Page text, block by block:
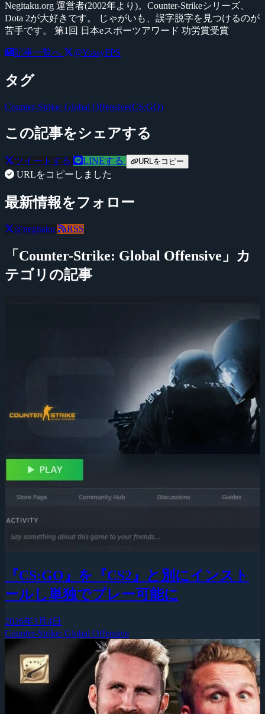
Negitaku.org 運営者(2002年より)。Counter-Strikeシリーズ、
Dota 2が大好きです。 じゃがいも、誤字脱字を見つけるのが
苦手です。 第1回 日本eスポーツアワード 功労賞受賞
記事一覧へ @YossyFPS
タグ
Counter-Strike: Global Offensive(CS:GO)
この記事をシェアする
ツイートする LINEする URLをコピー
URLをコピーしました
最新情報をフォロー
@negitaku RSS
「Counter-Strike: Global Offensive」カ
テゴリの記事
『CS:GO』を『CS2』と別にインスト
ールし単独でプレー可能に
2026年3月4日
Counter-Strike: Global Offensive